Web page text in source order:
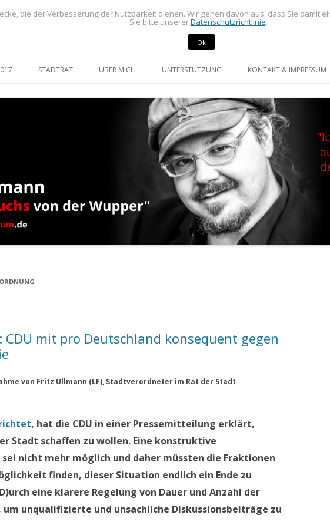
linker Stadtverordneter im Rat der Stadt Radevormwald
zum
STADTRAT ÜBER MICH UNTERSTÜTZUNG KONTAKT & IMPRESSUM
ORDNUNG
CDU mit pro Deutschland konsequent gegen
von Fritz Ullmann (LF), Stadtverordneter im Rat der Stadt
, hat die CDU in einer Pressemitteilung erklärt,
Stadt schaffen zu wollen. Eine konstruktive
nicht mehr möglich und daher müssten die Fraktionen
finden, dieser Situation endlich ein Ende zu
eine klarere Regelung von Dauer und Anzahl der
unqualifizierte und unsachliche Diskussionsbeiträge zu
die der Verbesserung der Nutzbarkeit dienen. Wir gehen davon aus, dass Sie damit
Sie bitte unsererDatenschutzrichtlinie.
Ok